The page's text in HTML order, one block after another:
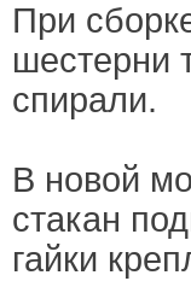
При
шестерни
спирали.
В новой
стакан
гайки